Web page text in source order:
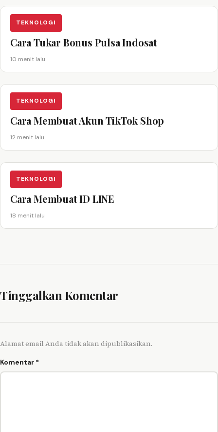
TEKNOLOGI
Cara Tukar Bonus Pulsa Indosat
10 menit lalu
TEKNOLOGI
Cara Membuat Akun TikTok Shop
12 menit lalu
TEKNOLOGI
Cara Membuat ID LINE
18 menit lalu
Tinggalkan Komentar
Alamat email Anda tidak akan dipublikasikan.
Komentar *